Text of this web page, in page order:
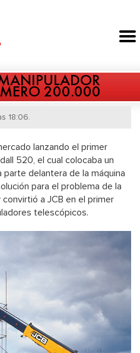
200.000
18:06.
lanzando el primer
520, el cual colocaba un
delantera de la máquina
para el problema de la
a JCB en el primer
telescópicos.